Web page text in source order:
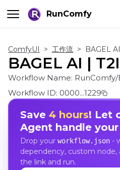
RunComfy
ComfyUI > 工作流 > BAGEL
BAGEL AI |
Workflow Name: RunComfy/
Workflow ID: 0000...1229
Save 4 hours! Let
Agent handle
Drop your workflow.json-
dependency, custom node,
the link and run.